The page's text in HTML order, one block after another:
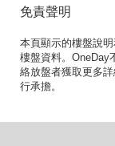
免責聲明
本頁顯示的樓盤說
樓盤資料。OneDay
絡放盤者獲取更多
行承擔。